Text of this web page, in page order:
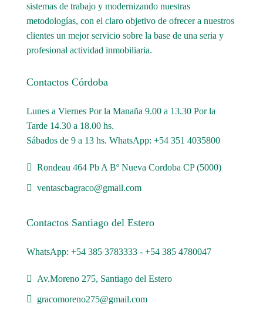
sistemas de trabajo y modernizando nuestras
metodologías, con el claro objetivo de ofrecer a nuestros
clientes un mejor servicio sobre la base de una seria y
profesional actividad inmobiliaria.
Contactos Córdoba
Lunes a Viernes Por la Manaña 9.00 a 13.30 Por la
Tarde 14.30 a 18.00 hs.
Sábados de 9 a 13 hs. WhatsApp: +54 351 4035800
Rondeau 464 Pb A Bº Nueva Cordoba CP (5000)
ventascbagraco@gmail.com
Contactos Santiago del Estero
WhatsApp: +54 385 3783333 - +54 385 4780047
Av.Moreno 275, Santiago del Estero
gracomoreno275@gmail.com